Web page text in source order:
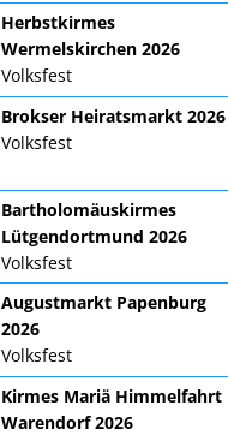
Herbstkirmes
Wermelskirchen 2026
Volksfest
Brokser Heiratsmarkt 2026
Volksfest
Bartholomäuskirmes
Lütgendortmund 2026
Volksfest
Augustmarkt Papenburg
2026
Volksfest
Kirmes Mariä Himmelfahrt
Warendorf 2026